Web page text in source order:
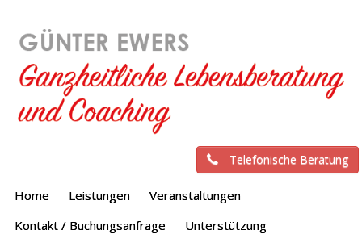
Telefonische Beratung
Home Leistungen
Veranstaltungen
Kontakt / Buchungsanfrage
Unterstützung